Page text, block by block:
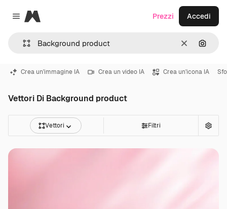
Close menu
Magnific
CancellaCerca
Prezzi Accedi
Crea un'immagine IA Crea un video IA Crea un'icona IA
Vettori Di Background product
Vettori Filtri